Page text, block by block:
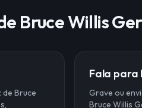
Bruce Willis
Bruce
Fala para
Grave ou
Bruce Willis